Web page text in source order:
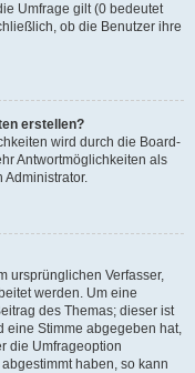
Umfrage gilt (0 bedeutet
ob die Benutzer ihre
erstellen?
wird durch die Board-
Antwortmöglichkeiten als
Administrator.
ursprünglichen Verfasser,
werden. Um eine
des Themas; dieser ist
eine Stimme abgegeben hat,
die Umfrageoption
haben, so kann